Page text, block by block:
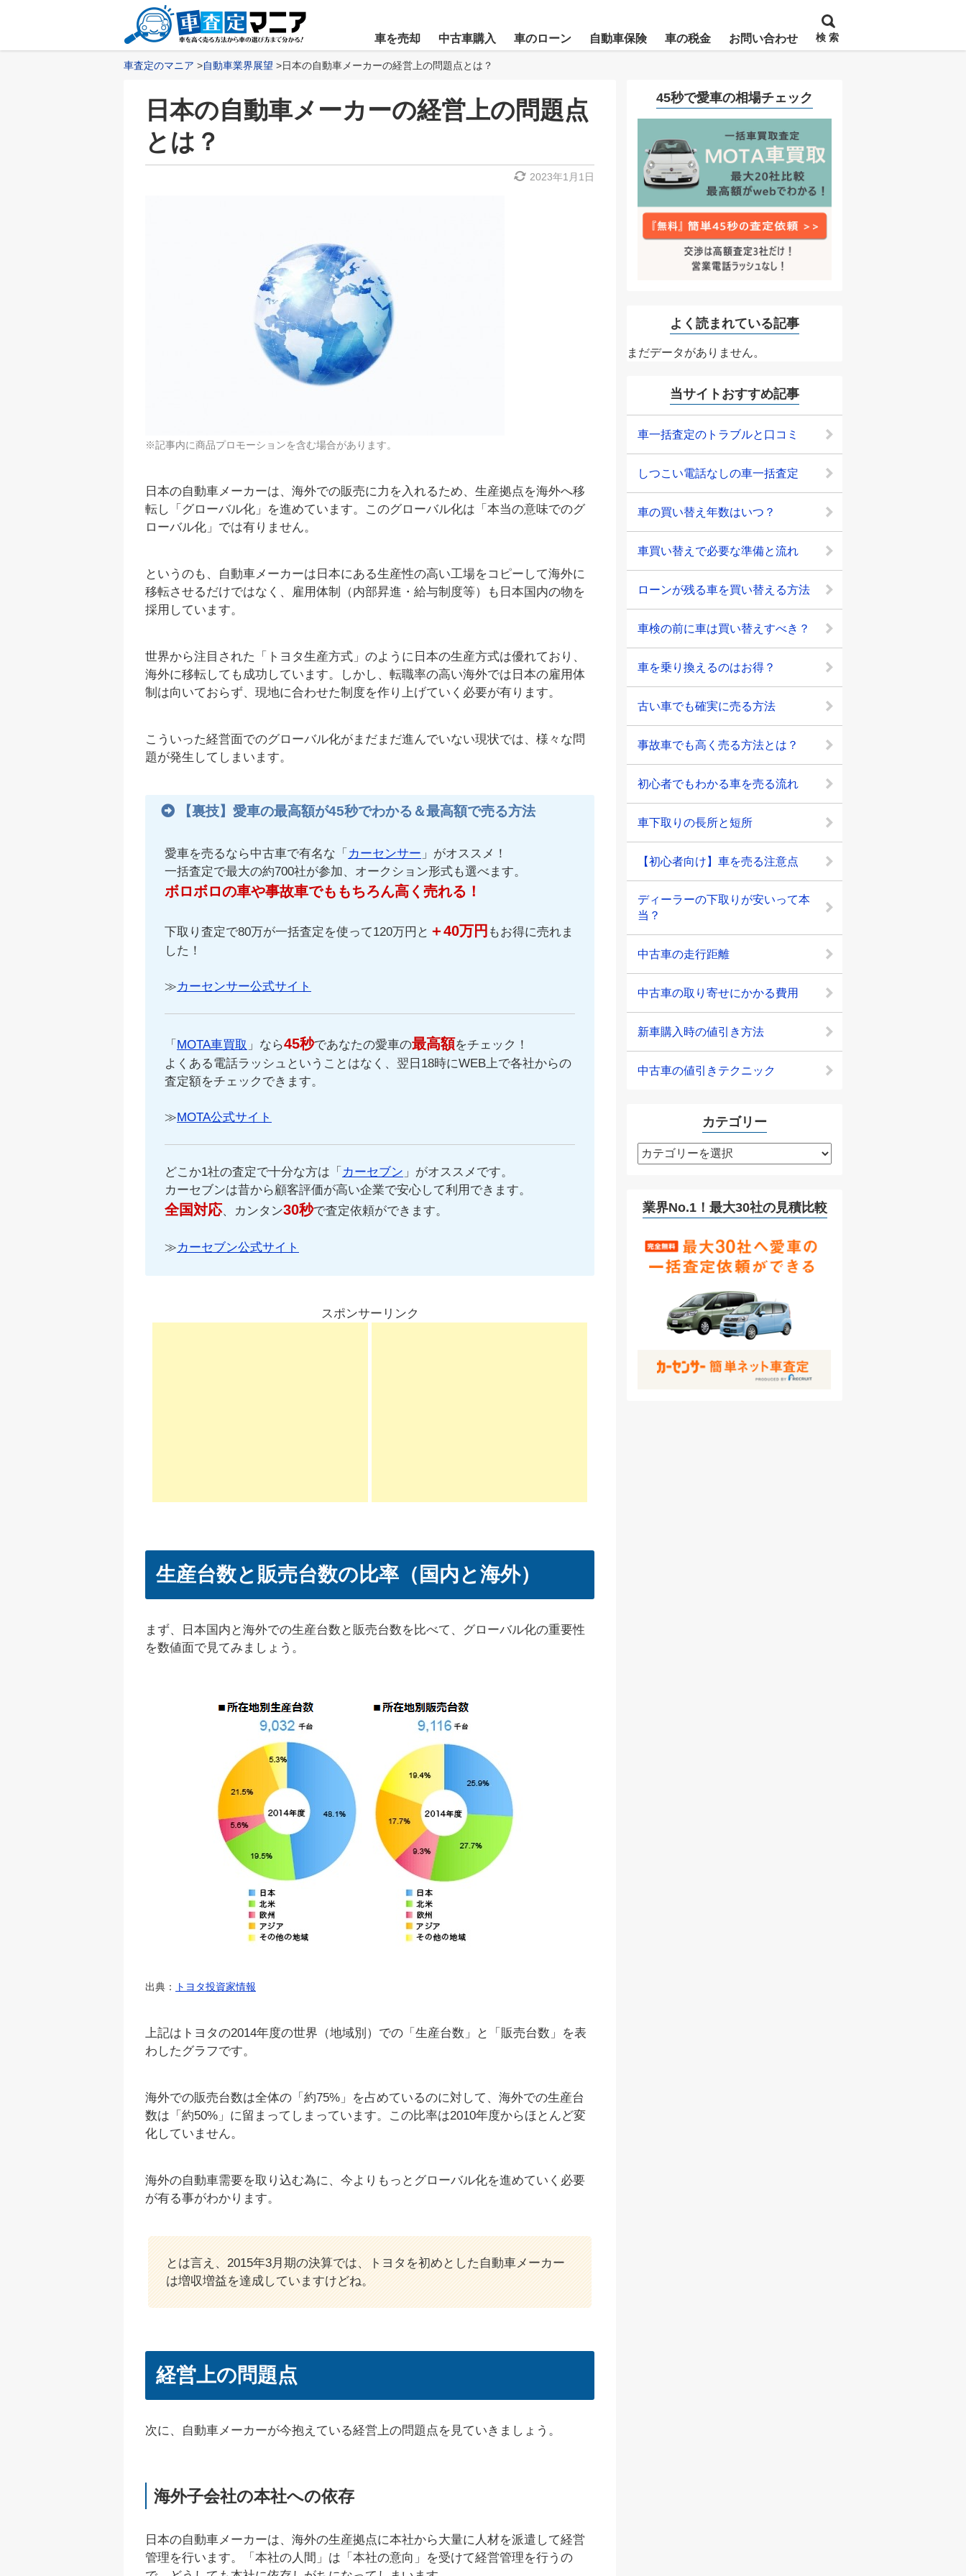
車を売却 中古車購入 車のローン 自動車保険 車の税金 お問い合わせ 検 索
車査定のマニア 自動車業界展望 日本の自動車メーカーの経営上の問題点とは？
日本の自動車メーカーの経営上の問題点
とは？
2023年1月1日
※記事内に商品プロモーションを含む場合があります。
日本の自動車メーカーは、海外での販売に力を入れるため、生産拠点を海外へ移
転し「グローバル化」を進めています。このグローバル化は「本当の意味でのグ
ローバル化」では有りません。
というのも、自動車メーカーは日本にある生産性の高い工場をコピーして海外に
移転させるだけではなく、雇用体制（内部昇進・給与制度等）も日本国内の物を
採用しています。
世界から注目された「トヨタ生産方式」のように日本の生産方式は優れており、
海外に移転しても成功しています。しかし、転職率の高い海外では日本の雇用体
制は向いておらず、現地に合わせた制度を作り上げていく必要が有ります。
こういった経営面でのグローバル化がまだまだ進んでいない現状では、様々な問
題が発生してしまいます。
【裏技】愛車の最高額が45秒でわかる＆最高額で売る方法
愛車を売るなら中古車で有名な「 カーセンサー 」がオススメ！
一括査定で最大の約700社が参加、オークション形式も選べます。
ボロボロの車や事故車でももちろん高く売れる！
下取り査定で80万が一括査定を使って120万円と ＋40万円 もお得に売れま
した！
≫カーセンサー公式サイト
「 MOTA車買取 」なら45秒であなたの愛車の最高額をチェック！
よくある電話ラッシュということはなく、翌日18時にWEB上で各社からの
査定額をチェックできます。
≫MOTA公式サイト
どこか1社の査定で十分な方は「 カーセブン 」がオススメです。
カーセブンは昔から顧客評価が高い企業で安心して利用できます。
全国対応、カンタン30秒で査定依頼ができます。
≫カーセブン公式サイト
スポンサーリンク
生産台数と販売台数の比率（国内と海外）
まず、日本国内と海外での生産台数と販売台数を比べて、グローバル化の重要性
を数値面で見てみましょう。
出典： トヨタ投資家情報
上記はトヨタの2014年度の世界（地域別）での「生産台数」と「販売台数」を表
わしたグラフです。
海外での販売台数は全体の「約75%」を占めているのに対して、海外での生産台
数は「約50%」に留まってしまっています。この比率は2010年度からほとんど変
化していません。
海外の自動車需要を取り込む為に、今よりもっとグローバル化を進めていく必要
が有る事がわかります。
とは言え、2015年3月期の決算では、トヨタを初めとした自動車メーカー
は増収増益を達成していますけどね。
経営上の問題点
次に、自動車メーカーが今抱えている経営上の問題点を見ていきましょう。
海外子会社の本社への依存
日本の自動車メーカーは、海外の生産拠点に本社から大量に人材を派遣して経営
管理を行います。「本社の人間」は「本社の意向」を受けて経営管理を行うの
45秒で愛車の相場チェック
よく読まれている記事
まだデータがありません。
当サイトおすすめ記事
車一括査定のトラブルと口コミ
しつこい電話なしの車一括査定
車の買い替え年数はいつ？
車買い替えで必要な準備と流れ
ローンが残る車を買い替える方法
車検の前に車は買い替えすべき？
車を乗り換えるのはお得？
古い車でも確実に売る方法
事故車でも高く売る方法とは？
初心者でもわかる車を売る流れ
車下取りの長所と短所
【初心者向け】車を売る注意点
ディーラーの下取りが安いって本
当？
中古車の走行距離
中古車の取り寄せにかかる費用
新車購入時の値引き方法
中古車の値引きテクニック
カテゴリー
カ
テ
リ
ー
業界No.1！最大30社の見積比較